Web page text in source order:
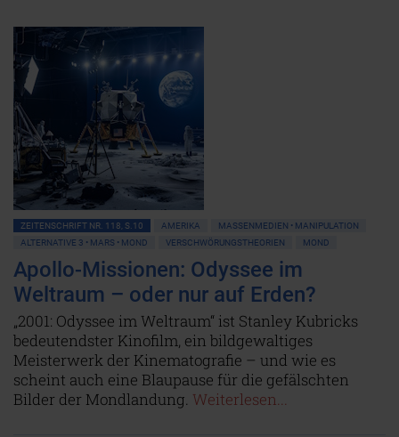
ZEITENSCHRIFT NR. 118, S.10 AMERIKA
MASSENMEDIEN • MANIPULATION
ALTERNATIVE 3 • MARS • MOND
VERSCHWÖRUNGSTHEORIEN MOND
Apollo-Missionen: Odyssee im
Weltraum – oder nur auf Erden?
„2001: Odyssee im Weltraum“ ist Stanley Kubricks
bedeutendster Kinofilm, ein bildgewaltiges
Meisterwerk der Kinematografie – und wie es
scheint auch eine Blaupause für die gefälschten
Bilder der Mondlandung. Weiterlesen...